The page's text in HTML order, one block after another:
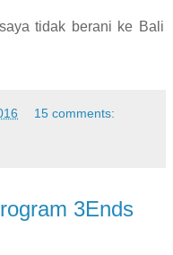
tidak berani ke Bali
15 comments:
3Ends